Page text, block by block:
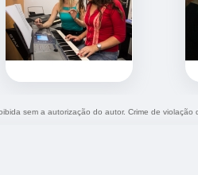
sem a autorização do autor. Crime de